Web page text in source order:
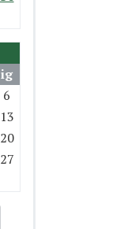
ig
6
13
20
27